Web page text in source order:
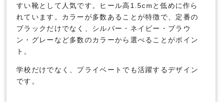
すい靴として人気です。ヒール高1.5cmと低めに作ら
れています。カラーが多数あることが特徴で、定番の
ブラックだけでなく、シルバー・ネイビー・ブラウ
ン・グレーなど多数のカラーから選べることがポイン
ト。
学校だけでなく、プライベートでも活躍するデザイン
です。